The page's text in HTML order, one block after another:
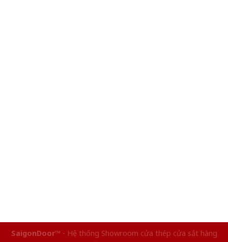
SaigonDoor™ - Hệ thống Showroom cửa thép cửa sắt hàng